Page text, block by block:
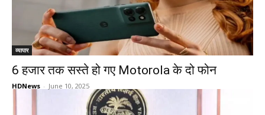
व्यापार
6 हजार तक सस्ते हो गए Motorola के दो फोन
HDNews - June 10, 2025